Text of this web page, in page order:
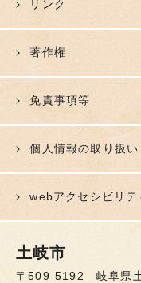
リンク
著作権
免責事項等
個人情報の取り扱い
webアクセシビリテ
土岐市
〒509-5192 岐阜県